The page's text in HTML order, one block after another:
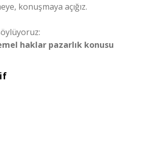
konuşmaya açığız.
haklar pazarlık konusu